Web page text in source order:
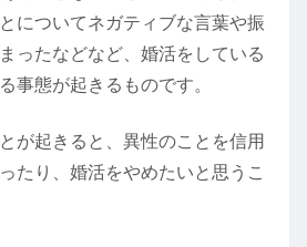
についてネガティブな言葉や振
ったなどなど、婚活をしている
事態が起きるものです。
が起きると、異性のことを信用
たり、婚活をやめたいと思うこ